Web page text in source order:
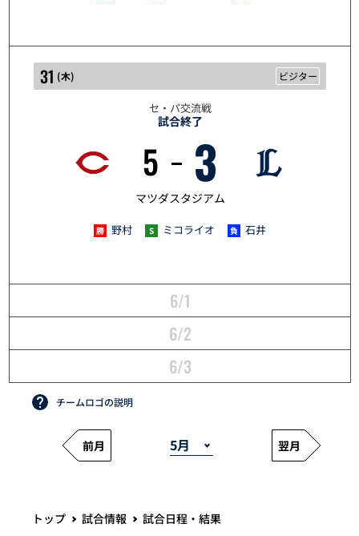
5/31
31 (木) ビジター
セ・パ交流戦
試合終了
5 3
マツダスタジアム
野村 ミコライオ 石井
6/1
6/2
6/3
チームロゴの説明
前月 翌月
トップ 試合情報 試合日程・結果